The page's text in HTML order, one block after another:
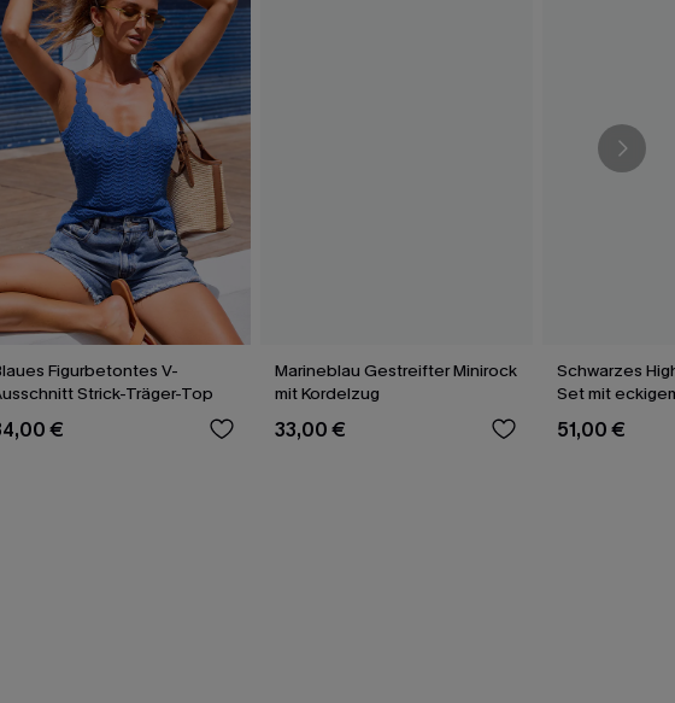
Figurbetontes V-
Strick-Träger-Top
€
Marineblau Gestreifter Minirock
mit Kordelzug
33,00 €
Schwarzes
Set mit
51,00 €